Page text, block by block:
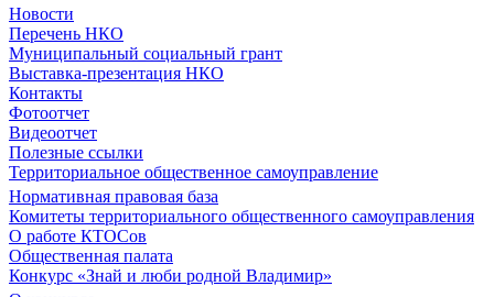
Новости
Перечень НКО
Муниципальный социальный грант
Выставка-презентация НКО
Контакты
Фотоотчет
Видеоотчет
Полезные ссылки
Территориальное общественное самоуправление
Нормативная правовая база
Комитеты территориального общественного самоуправления
О работе КТОСов
Общественная палата
Конкурс «Знай и люби родной Владимир»